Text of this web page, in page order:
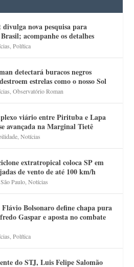
divulga nova pesquisa para
acompanhe os detalhes
,Política
detectará buracos negros
estrelas como o nosso Sol
,Observatório Roman
viário entre Pirituba e Lapa
avançada na Marginal Tietê
,Notícias
extratropical coloca SP em
de vento de até 100 km/h
Paulo,Notícias
Flávio Bolsonaro define chapa pura
Gaspar e aposta no combate
,Política
do STJ, Luis Felipe Salomão